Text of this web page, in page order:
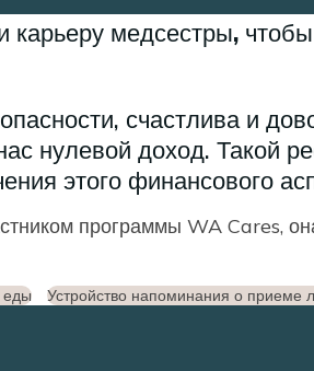
медсестры,
счастлива и
нулевой доход. Такой
этого финансового
программы WA Cares,
еды Устройство напоминания о приеме